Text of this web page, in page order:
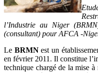
l’Industrie au Niger
(consultant) pour AFCA -
Le BRMNest un
en février 2011. Il constitue
technique chargé de la mise à